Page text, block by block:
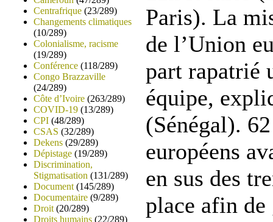
Centrafrique (23/289)
Changements climatiques
(10/289)
Colonialisme, racisme
(19/289)
Conférence (118/289)
Congo Brazzaville
(24/289)
Côte d’Ivoire (263/289)
COVID-19 (13/289)
CPI (48/289)
CSAS (32/289)
Dekens (29/289)
Dépistage (19/289)
Discrimination,
Stigmatisation (131/289)
Document (145/289)
Documentaire (9/289)
Droit (20/289)
Droits humains (22/289)
Paris). La
de l’Union
part rapatrié
équipe,
(Sénégal).
européens
en sus des
place afin